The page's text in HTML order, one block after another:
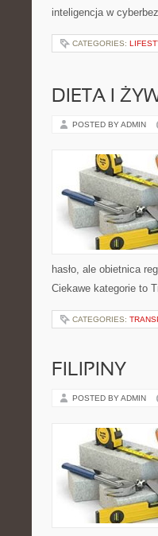
inteligencja w
CATEGORIES:
DIETA I
POSTED BY ADMIN
hasło, ale obietnica
Ciekawe kategorie to
CATEGORIES:
FILIPINY
POSTED BY ADMIN